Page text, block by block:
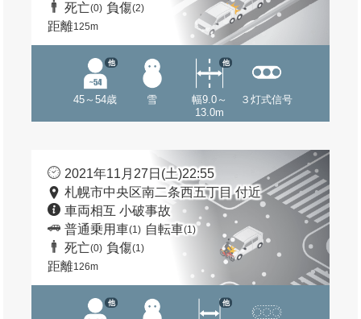
死亡(0) 負傷(2)
距離125m
45～54歳
他
雪
幅9.0～
13.0m
他
３灯式信号
2021年11月27日(土)22:55
札幌市中央区南二条西五丁目 付近
車両相互 小破事故
普通乗用車(1) 自転車(1)
死亡(0) 負傷(1)
距離126m
他 他